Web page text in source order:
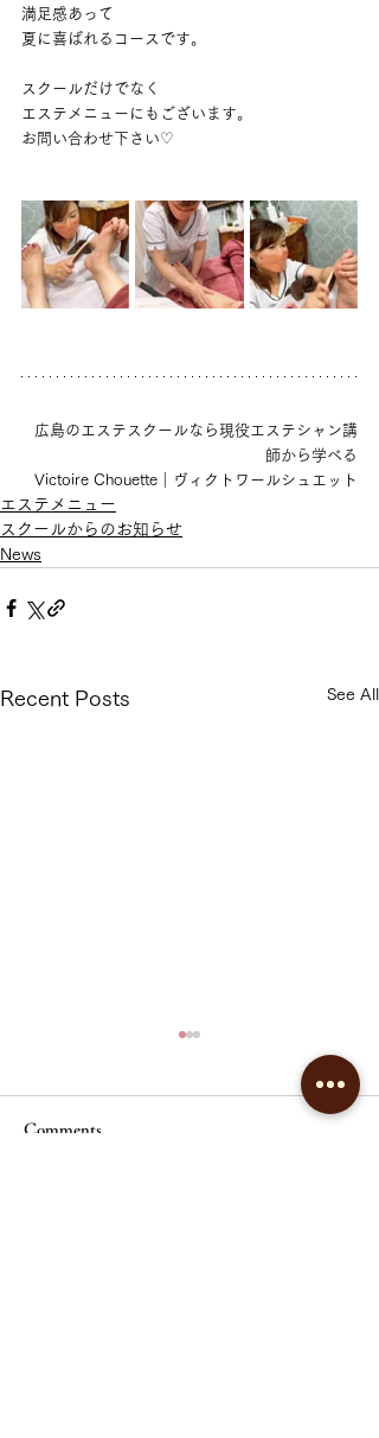
満足感あって
夏に喜ばれるコースです。
スクールだけでなく
エステメニューにもございます。
お問い合わせ下さい♡
広島のエステスクールなら現役エステシャン講
師から学べる
Victoire Chouette｜ヴィクトワールシュエット
エステメニュー
スクールからのお知らせ
News
Recent Posts See All
Comments